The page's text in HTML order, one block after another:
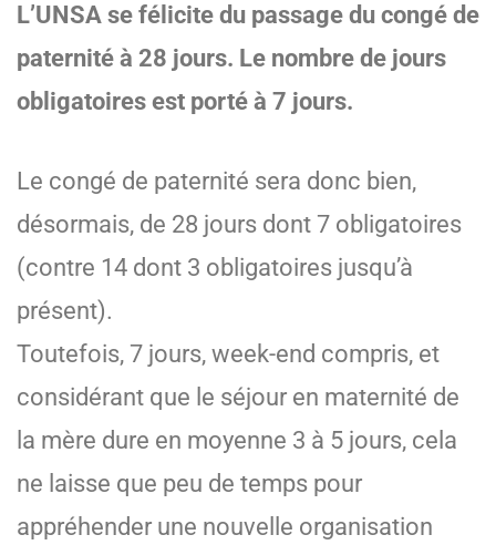
L’UNSA se félicite du passage du congé de
paternité à 28 jours. Le nombre de jours
obligatoires est porté à 7 jours.
Le congé de paternité sera donc bien,
désormais, de 28 jours dont 7 obligatoires
(contre 14 dont 3 obligatoires jusqu’à
présent).
Toutefois, 7 jours, week-end compris, et
considérant que le séjour en maternité de
la mère dure en moyenne 3 à 5 jours, cela
ne laisse que peu de temps pour
appréhender une nouvelle organisation